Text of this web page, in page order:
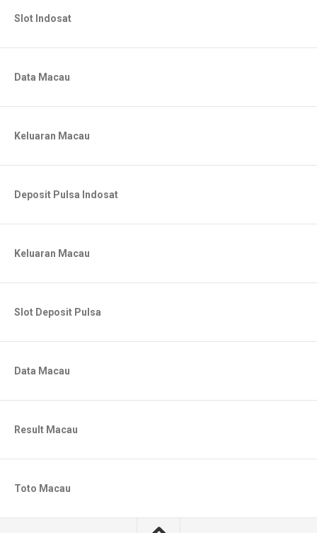
Slot Indosat
Data Macau
Keluaran Macau
Deposit Pulsa Indosat
Keluaran Macau
Slot Deposit Pulsa
Data Macau
Result Macau
Toto Macau